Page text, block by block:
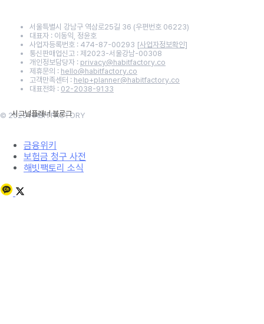
서울특별시 강남구 역삼로25길 36 (우편번호 06223)
대표자 : 이동익, 정윤호
사업자등록번호 : 474-87-00293 [사업자정보확인]
통신판매업신고 : 제2023-서울강남-00308
개인정보담당자 : privacy@habitfactory.co
제휴문의 : hello@habitfactory.co
고객만족센터 : help+planner@habitfactory.co
대표전화 : 02-2038-9133
© 2020 HABITFACTORY
금융위키
보험금 청구 사전
해빗팩토리 소식